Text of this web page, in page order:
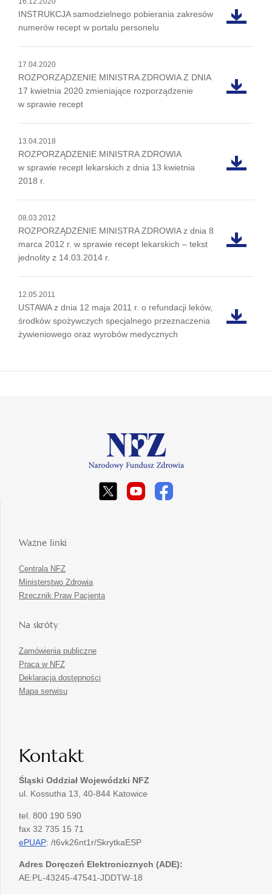
INSTRUKCJA samodzielnego pobierania zakresów
numerów recept w portalu personelu
17.04.2020
ROZPORZĄDZENIE MINISTRA ZDROWIA Z DNIA
17 kwietnia 2020 zmieniające rozporządzenie
w sprawie recept
13.04.2018
ROZPORZĄDZENIE MINISTRA ZDROWIA
w sprawie recept lekarskich z dnia 13 kwietnia
2018 r.
08.03.2012
ROZPORZĄDZENIE MINISTRA ZDROWIA z dnia 8
marca 2012 r. w sprawie recept lekarskich – tekst
jednolity z 14.03.2014 r.
12.05.2011
USTAWA z dnia 12 maja 2011 r. o refundacji leków,
środków spożywczych specjalnego przeznaczenia
żywieniowego oraz wyrobów medycznych
Ważne linki
Centrala NFZ
Ministerstwo Zdrowia
Rzecznik Praw Pacjenta
Na skróty
Zamówienia publiczne
Praca w NFZ
Deklaracja dostępności
Mapa serwisu
Kontakt
Śląski Oddział Wojewódzki NFZ
ul. Kossutha 13, 40-844 Katowice
tel. 800 190 590
fax 32 735 15 71
ePUAP: /t6vk26nt1r/SkrytkaESP
Adres Doręczeń Elektronicznych (ADE):
AE:PL-43245-47541-JDDTW-18